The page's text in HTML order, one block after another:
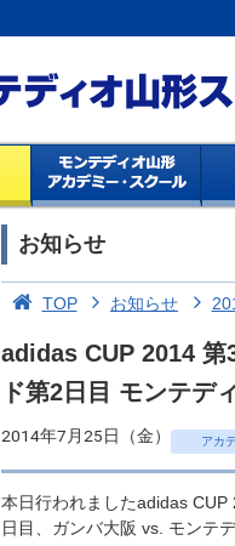
お知らせ
TOP お知らせ
adidas CUP 2014 第
ド第2日目 モンテデ
2014年7月25日（金） アカ
本日行われましたadidas
日目、ガンバ大阪 vs. モンテ